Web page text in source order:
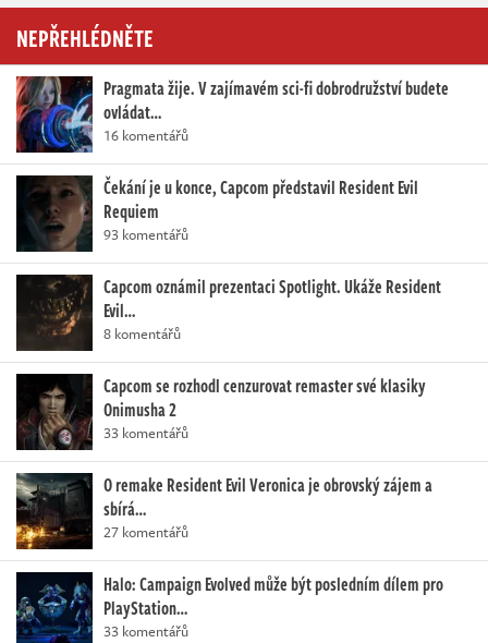
NEPŘEHLÉDNĚTE
Pragmata žije. V zajímavém sci-fi dobrodružství budete
ovládat…
16 komentářů
Čekání je u konce, Capcom představil Resident Evil
Requiem
93 komentářů
Capcom oznámil prezentaci Spotlight. Ukáže Resident
Evil…
8 komentářů
Capcom se rozhodl cenzurovat remaster své klasiky
Onimusha 2
33 komentářů
O remake Resident Evil Veronica je obrovský zájem a
sbírá…
27 komentářů
Halo: Campaign Evolved může být posledním dílem pro
PlayStation…
33 komentářů